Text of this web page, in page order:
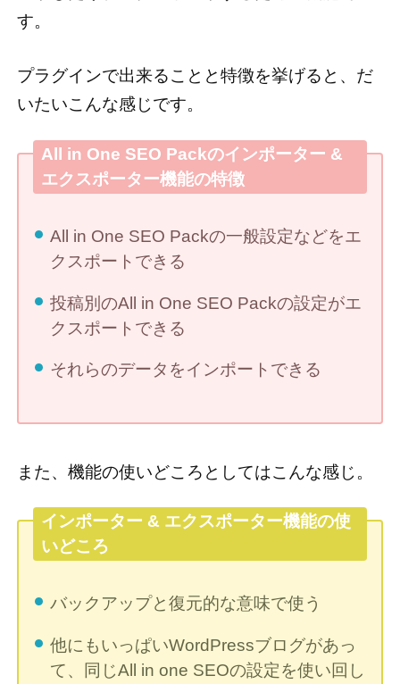
す。
プラグインで出来ることと特徴を挙げると、だ
いたいこんな感じです。
All in One SEO Packのインポーター &
エクスポーター機能の特徴
All in One SEO Packの一般設定などをエ
クスポートできる
投稿別のAll in One SEO Packの設定がエ
クスポートできる
それらのデータをインポートできる
また、機能の使いどころとしてはこんな感じ。
インポーター & エクスポーター機能の使
いどころ
バックアップと復元的な意味で使う
他にもいっぱいWordPressブログがあっ
て、同じAll in one SEOの設定を使い回し